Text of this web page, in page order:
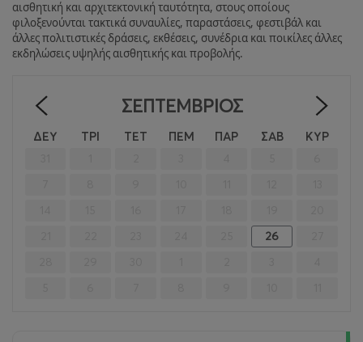
αισθητική και αρχιτεκτονική ταυτότητα, στους οποίους
φιλοξενούνται τακτικά συναυλίες, παραστάσεις, φεστιβάλ και
άλλες πολιτιστικές δράσεις, εκθέσεις, συνέδρια και ποικίλες άλλες
εκδηλώσεις υψηλής αισθητικής και προβολής.
ΣΕΠΤΈΜΒΡΙΟΣ
ΔΕΥ ΤΡΙ ΤΕΤ ΠΕΜ ΠΑΡ ΣΑΒ ΚΥΡ
26